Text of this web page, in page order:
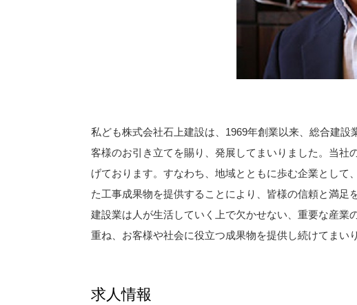
私ども株式会社石上建設は、1969年創業以来、総合建
客様のお引き立てを賜り、発展してまいりました。当社
げております。すなわち、地域とともに歩む企業とし
た工事成果物を提供することにより、皆様の信頼と満足
建設業は人が生活していく上で欠かせない、重要な産業
重ね、お客様や社会に役立つ成果物を提供し続けてまいり
求人情報